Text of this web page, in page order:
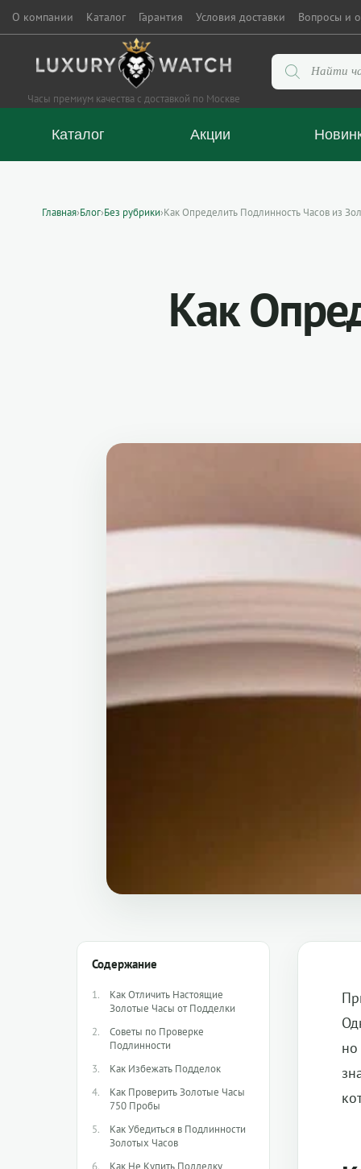
О компании Каталог Гарантия Условия доставки Вопросы и
Часы премиум качества с доставкой по Москве
Поиск
товаров
Каталог Акции
Главная›Блог›Без рубрики›Как Определить Подлинность Часов из
Как
Содержание
Как Отличить Настоящие
Золотые Часы от Подделки
Советы по Проверке
Подлинности
Как Избежать Подделок
Как Проверить Золотые Часы
750 Пробы
Как Убедиться в Подлинности
Золотых Часов
Как Не Купить Подделку
но